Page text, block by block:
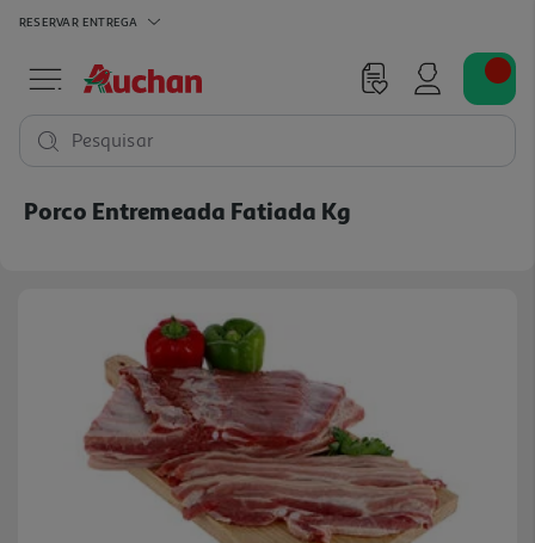
RESERVAR ENTREGA
Pesquisar
Porco Entremeada Fatiada Kg